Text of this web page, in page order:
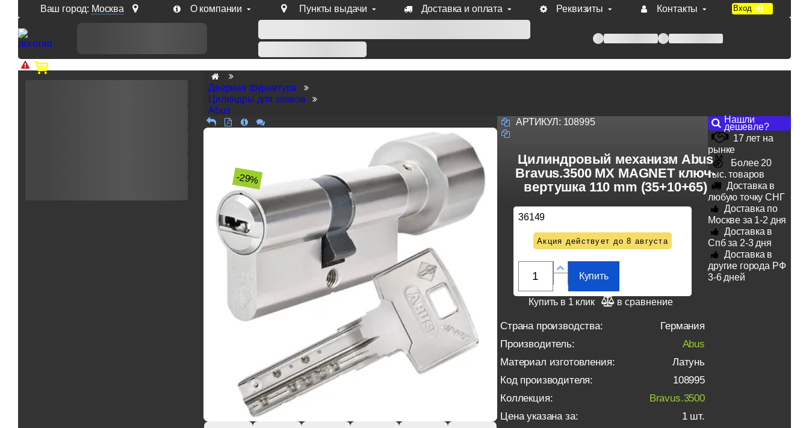
Ваш город: Москва О компании Пункты выдачи Доставка и оплата Реквизиты Контакты Вход
Доп. скидка от цен на сайте 7% при заказе от 50 тыс. руб продукции Venezia, Fratelli, Tupai, Extreza, Melodia, Forme при оплате по счету.
Дверная фурнитура
Цилиндры для замков
Abus
-29%
АРТИКУЛ: 108995
Цилиндровый механизм Abus
Bravus.3500 MX MAGNET ключ-
вертушка 110 mm (35+10+65)
36149
Акция действует до 8 августа
Купить
Купить в 1 клик в сравнение
Страна производства:
Германия
Производитель:
Abus
Материал изготовления:
Латунь
Код производителя:
108995
Коллекция:
Bravus.3500
Цена указана за:
1 шт.
Нашли
дешевле?
17 лет на
рынке
Более 20
тыс. товаров
Доставка в
любую точку СНГ
Доставка по
Москве за 1-2 дня
Доставка в
Спб за 2-3 дня
Доставка в
другие города РФ
3-6 дней